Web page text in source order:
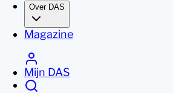
Over DAS
Magazine
Mijn DAS